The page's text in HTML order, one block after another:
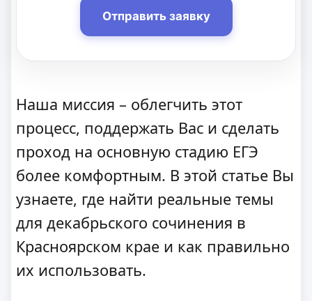
Отправить заявку
Наша миссия – облегчить этот
процесс, поддержать Вас и сделать
проход на основную стадию ЕГЭ
более комфортным. В этой статье Вы
узнаете, где найти реальные темы
для декабрьского сочинения в
Красноярском крае и как правильно
их использовать.